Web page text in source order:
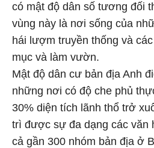
có mật độ dân số tương đối
vùng này là nơi sống của
hái lượm truyền thống và
mục và làm vườn.
Mật độ dân cư bản địa Anh
những nơi có độ che phủ
30% diện tích lãnh thổ trở
trì được sự đa dạng các văn
cả gần 300 nhóm bản địa ở